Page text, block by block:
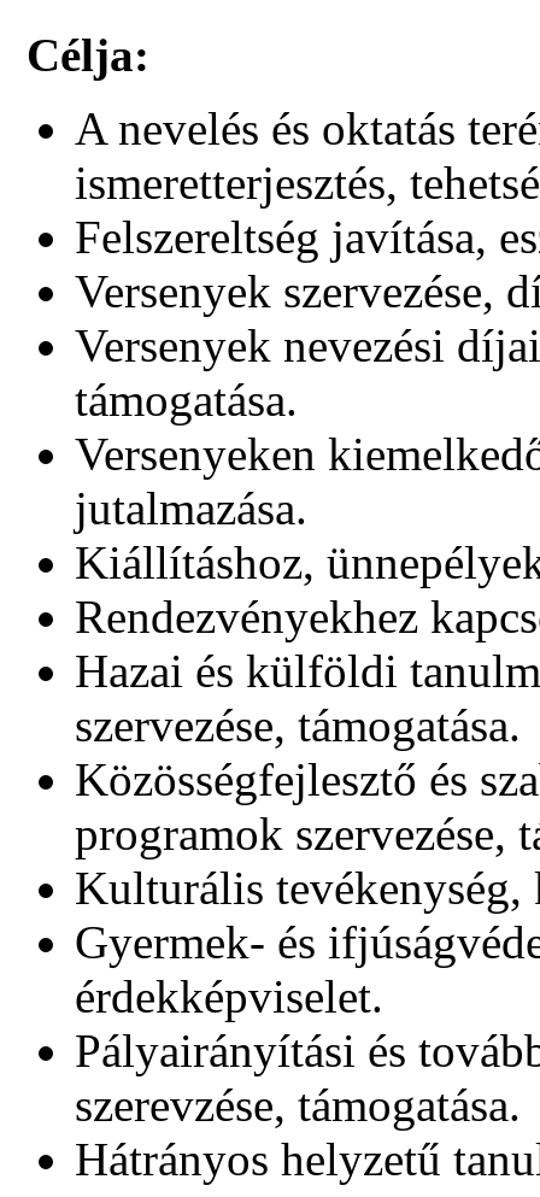
Célja:
A nevelés és oktatás
ismeretterjesztés,
Felszereltség javítása,
Versenyek szervezése,
Versenyek nevezési
támogatása.
Versenyeken
jutalmazása.
Kiállításhoz,
Rendezvényekhez
Hazai és külföldi
szervezése, támogatása.
Közösségfejlesztő és
programok szervezése,
Kulturális tevékenység,
Gyermek- és
érdekképviselet.
Pályairányítási és
szerevzése, támogatása.
Hátrányos helyzetű